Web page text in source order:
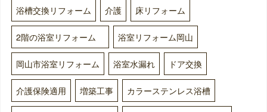
浴槽交換リフォーム 介護 床リフォーム
2階の浴室リフォーム 浴室リフォーム岡山
岡山市浴室リフォーム 浴室水漏れ ドア交換
介護保険適用 増築工事 カラーステンレス浴槽